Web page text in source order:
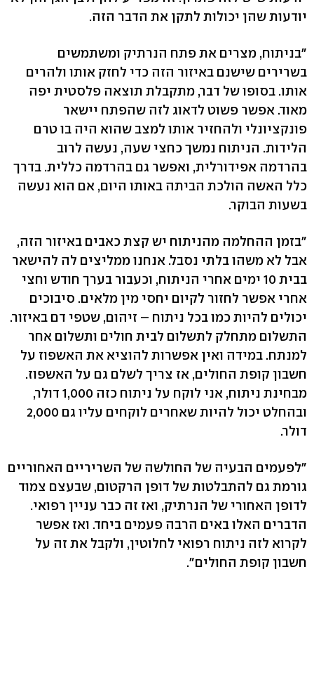
יודעות שהן יכולות לתקן את הדבר הזה.
"בניתוח, מצרים את פתח הנרתיק ומשתמשים
בשרירים שישנם באיזור הזה כדי לחזק אותו ולהרים
אותו. בסופו של דבר, מתקבלת תוצאה פלסטית יפה
מאוד. אפשר פשוט לדאוג לזה שהפתח יישאר
פונקציונלי ולהחזיר אותו למצב שהוא היה בו טרם
הלידות. הניתוח נמשך כחצי שעה, נעשה לרוב
בהרדמה אפידורלית, ואפשר גם בהרדמה כללית. בדרך
כלל האשה הולכת הביתה באותו היום, אם הוא נעשה
בשעות הבוקר.
"בזמן ההחלמה מהניתוח יש קצת כאבים באיזור הזה,
אבל לא משהו בלתי נסבל. אנחנו ממליצים לה להישאר
בבית 10 ימים אחרי הניתוח, וכעבור בערך חודש וחצי
אחרי אפשר לחזור לקיום יחסי מין מלאים. סיבוכים
יכולים להיות כמו בכל ניתוח – זיהום, שטפי דם באיזור.
התשלום מתחלק לתשלום לבית חולים ותשלום אחר
למנתח. במידה ואין אפשרות להוציא את האשפוז על
חשבון קופת החולים, אז צריך לשלם גם על האשפוז.
מבחינת ניתוח, אני לוקח על ניתוח כזה 1,000 דולר,
ובהחלט יכול להיות שאחרים לוקחים עליו גם 2,000
דולר.
"לפעמים הבעיה של החולשה של השריריים האחוריים
גורמת גם להתבלטות של דופן הרקטום, שבעצם צמוד
לדופן האחורי של הנרתיק, ואז זה כבר עניין רפואי.
הדברים האלו באים הרבה פעמים ביחד. ואז אפשר
לקרוא לזה ניתוח רפואי לחלוטין, ולקבל את זה על
חשבון קופת החולים".